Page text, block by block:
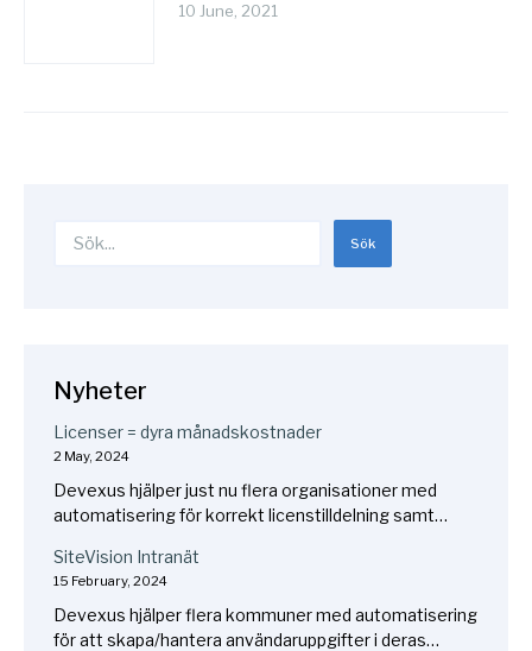
10 June, 2021
Search
Sök
Nyheter
Licenser = dyra månadskostnader
2 May, 2024
Devexus hjälper just nu flera organisationer med
automatisering för korrekt licenstilldelning samt…
SiteVision Intranät
15 February, 2024
Devexus hjälper flera kommuner med automatisering
för att skapa/hantera användaruppgifter i deras…